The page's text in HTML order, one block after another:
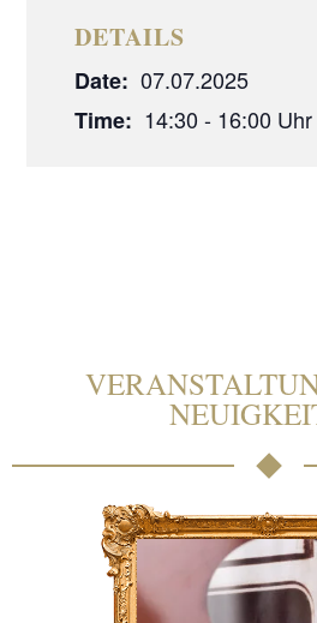
DETAILS
Date: 07.07.2025
Time: 14:30 - 16:00